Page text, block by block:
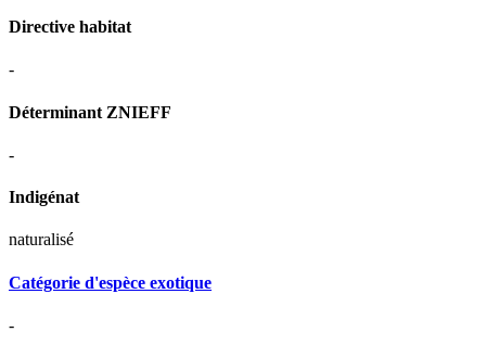
Directive habitat
-
Déterminant ZNIEFF
-
Indigénat
naturalisé
Catégorie d'espèce exotique
-